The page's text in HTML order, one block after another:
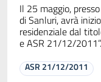
Il 25 maggio,
di Sanluri, avrà
residenziale dal
e ASR 21/12/2011”.
ASR 21/12/2011